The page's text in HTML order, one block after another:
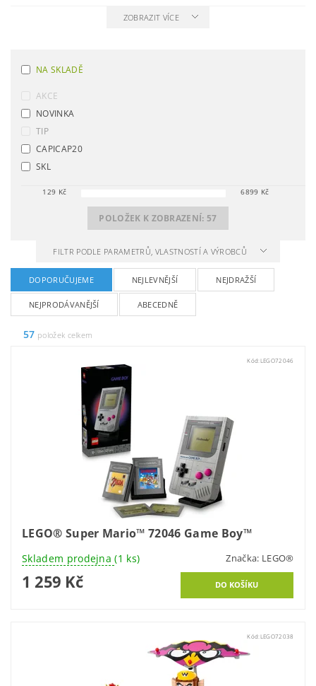
ZOBRAZIT VÍCE
NA SKLADĚ
AKCE
NOVINKA
TIP
CAPICAP20
SKL
129 Kč 6899 Kč
POLOŽEK K ZOBRAZENÍ: 57
FILTR PODLE PARAMETRŮ, VLASTNOSTÍ A VÝROBCŮ
DOPORUČUJEME NEJLEVNĚJŠÍ NEJDRAŽŠÍ
NEJPRODÁVANĚJŠÍ ABECEDNĚ
57 položek celkem
Kód: LEGO72046
LEGO® Super Mario™ 72046 Game Boy™
Skladem prodejna(1 ks) Značka: LEGO®
1 259 Kč
Kód: LEGO72038